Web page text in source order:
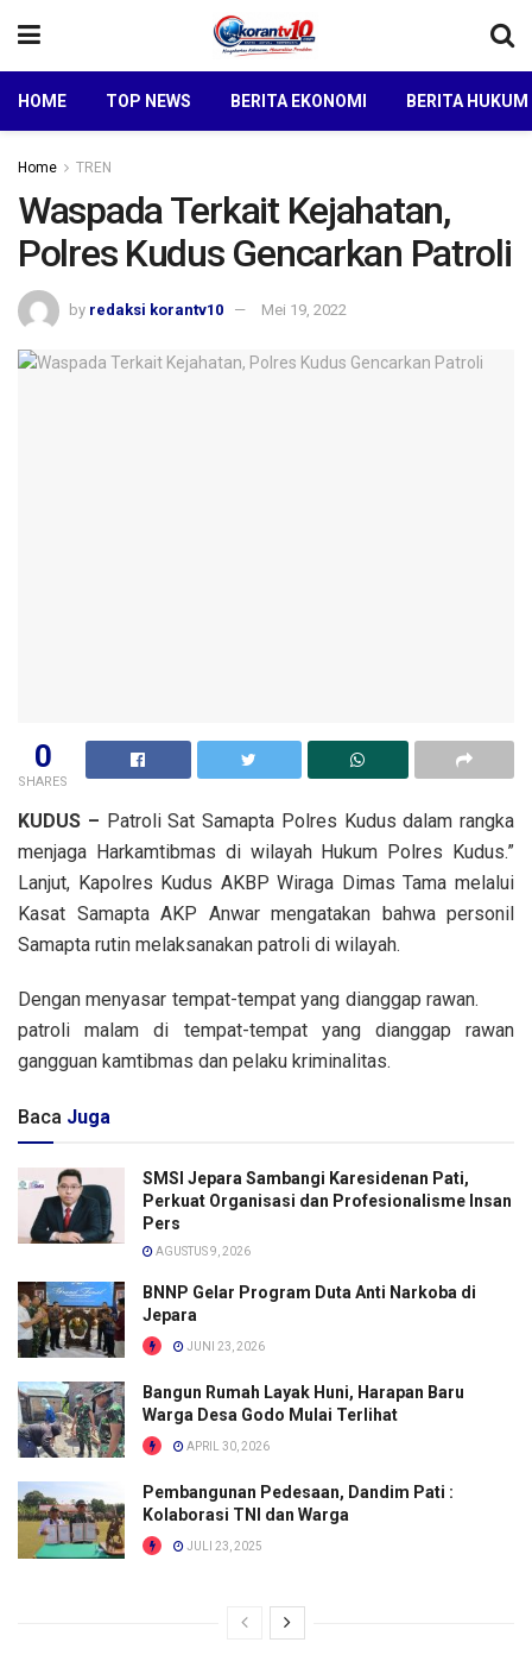
HOME TOP NEWS BERITA EKONOMI BERITA
Home TREN
Waspada Terkait Kejahatan,
Polres Kudus Gencarkan Patroli
by redaksi korantv10 Mei 19, 2022
0
SHARES
KUDUS – Patroli Sat Samapta Polres Kudus dalam rangka
menjaga Harkamtibmas di wilayah Hukum Polres Kudus.”
Lanjut, Kapolres Kudus AKBP Wiraga Dimas Tama melalui
Kasat Samapta AKP Anwar mengatakan bahwa personil
Samapta rutin melaksanakan patroli di wilayah.
Dengan menyasar tempat-tempat yang dianggap rawan.
patroli malam di tempat-tempat yang dianggap rawan
gangguan kamtibmas dan pelaku kriminalitas.
Baca Juga
SMSI Jepara Sambangi Karesidenan Pati,
Perkuat Organisasi dan Profesionalisme Insan
Pers
AGUSTUS 9, 2026
BNNP Gelar Program Duta Anti Narkoba di
Jepara
JUNI 23, 2026
Bangun Rumah Layak Huni, Harapan Baru
Warga Desa Godo Mulai Terlihat
APRIL 30, 2026
Pembangunan Pedesaan, Dandim Pati :
Kolaborasi TNI dan Warga
JULI 23, 2025